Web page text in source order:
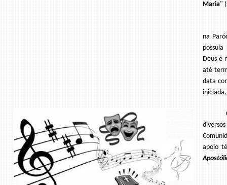
Maria"
na
Deus e
até
data
Com
apoio